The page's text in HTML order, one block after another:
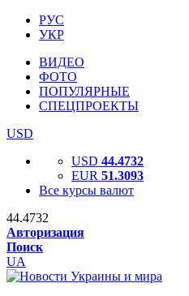
РУС
УКР
ВИДЕО
ФОТО
ПОПУЛЯРНЫЕ
СПЕЦПРОЕКТЫ
USD
USD 44.4732
EUR 51.3093
Все курсы валют
44.4732
Авторизация
Поиск
UA